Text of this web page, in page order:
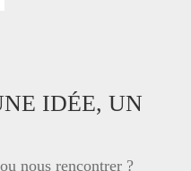
IDÉE, UN
nous rencontrer ?